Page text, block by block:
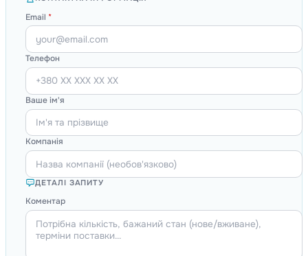
Email *
Телефон
Ваше ім'я
Компанія
ДЕТАЛІ ЗАПИТУ
Коментар